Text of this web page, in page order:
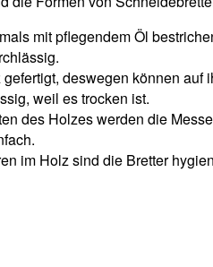
mit pflegendem Öl
deswegen können
weil es trocken ist.
des Holzes werden die
im Holz sind die Bretter